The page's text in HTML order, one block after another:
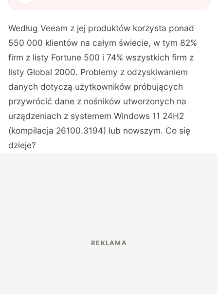
Według Veeam z jej produktów korzysta ponad
550 000 klientów na całym świecie, w tym 82%
firm z listy Fortune 500 i 74% wszystkich firm z
listy Global 2000. Problemy z odzyskiwaniem
danych dotyczą użytkowników próbujących
przywrócić dane z nośników utworzonych na
urządzeniach z systemem Windows 11 24H2
(kompilacja 26100.3194) lub nowszym. Co się
dzieje?